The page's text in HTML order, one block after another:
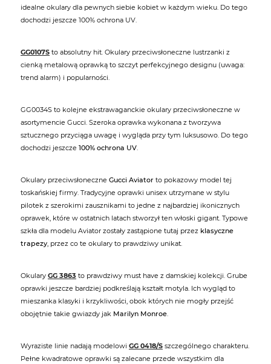
idealne okulary dla pewnych siebie kobiet w każdym wieku. Do tego
dochodzi jeszcze 100% ochrona UV.
GG0107S to absolutny hit. Okulary przeciwsłoneczne lustrzanki z
cienką metalową oprawką to szczyt perfekcyjnego designu (uwaga:
trend alarm) i popularności.
GG0034S to kolejne ekstrawaganckie okulary przeciwsłoneczne w
asortymencie Gucci. Szeroka oprawka wykonana z tworzywa
sztucznego przyciąga uwagę i wygląda przy tym luksusowo. Do tego
dochodzi jeszcze 100% ochrona UV.
Okulary przeciwsłoneczne Gucci Aviator to pokazowy model tej
toskańskiej firmy. Tradycyjne oprawki unisex utrzymane w stylu
pilotek z szerokimi zausznikami to jedne z najbardziej ikonicznych
oprawek, które w ostatnich latach stworzył ten włoski gigant. Typowe
szkła dla modelu Aviator zostały zastąpione tutaj przez klasyczne
trapezy, przez co te okulary to prawdziwy unikat.
Okulary GG 3863 to prawdziwy must have z damskiej kolekcji. Grube
oprawki jeszcze bardziej podkreślają kształt motyla. Ich wygląd to
mieszanka klasyki i krzykliwości, obok których nie mogły przejść
obojętnie takie gwiazdy jak Marilyn Monroe.
Wyraziste linie nadają modelowi GG 0418/S szczególnego charakteru.
Pełne kwadratowe oprawki są zalecane przede wszystkim dla